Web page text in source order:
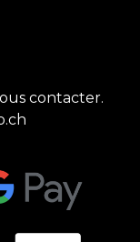
contacter.